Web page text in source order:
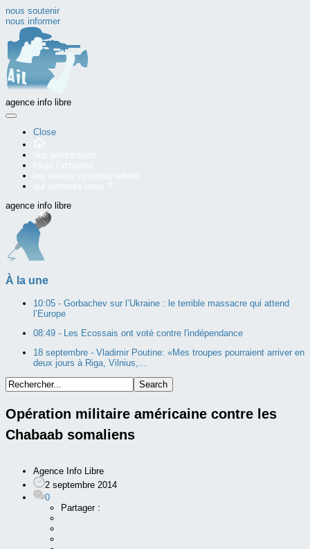
nous soutenir
nous informer
agence info libre
Close
agence info libre
À la une
10:05 - Gorbachev sur l’Ukraine : le terrible massacre qui attend
l’Europe
08:49 - Les Ecossais ont voté contre l'indépendance
18 septembre - Vladimir Poutine: «Mes troupes pourraient arriver en
deux jours à Riga, Vilnius,...
Opération militaire américaine contre les
Chabaab somaliens
Agence Info Libre
2 septembre 2014
0
Partager :